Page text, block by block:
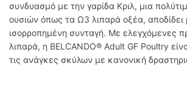
συνδυασμό με την γαρίδα Κριλ, μια
ουσιών όπως τα Ω3 λιπαρά οξέα, αποδίδει
ισορροπημένη συνταγή. Με ελεγχόμενες
λιπαρά, η BELCANDO® Adult GF Poultry
τις ανάγκες σκύλων με κανονική